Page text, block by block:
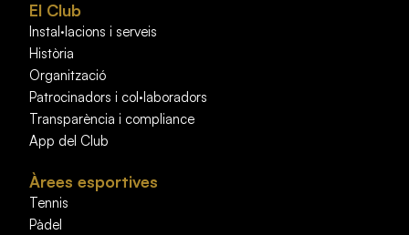
El Club
Instal·lacions i serveis
Història
Organització
Patrocinadors i col·laboradors
Transparència i compliance
App del Club
Àrees esportives
Tennis
Pàdel